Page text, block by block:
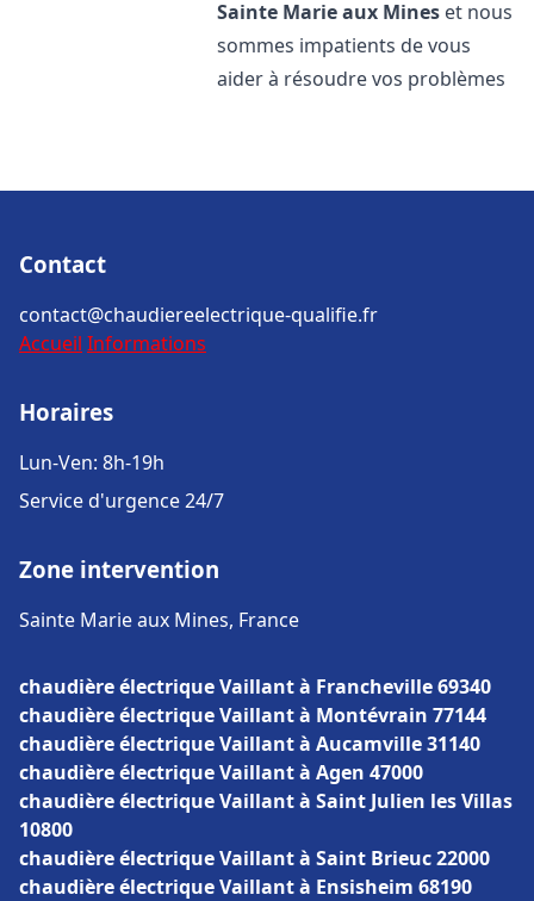
Sainte Marie aux Mines et nous
sommes impatients de vous
aider à résoudre vos problèmes
Contact
contact@chaudiereelectrique-qualifie.fr
Accueil Informations
Horaires
Lun-Ven: 8h-19h
Service d'urgence 24/7
Zone intervention
Sainte Marie aux Mines, France
chaudière électrique Vaillant à Francheville 69340
chaudière électrique Vaillant à Montévrain 77144
chaudière électrique Vaillant à Aucamville 31140
chaudière électrique Vaillant à Agen 47000
chaudière électrique Vaillant à Saint Julien les Villas
10800
chaudière électrique Vaillant à Saint Brieuc 22000
chaudière électrique Vaillant à Ensisheim 68190